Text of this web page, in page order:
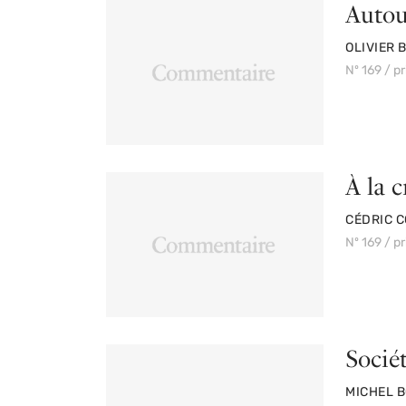
PAR
OLIVIER
Nº 169 /
À la
PAR
CÉDRIC
Nº 169 /
PAR
MICHEL